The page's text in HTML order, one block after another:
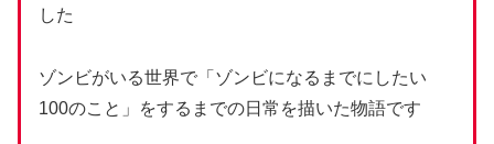
した
ゾンビがいる世界で「ゾンビになるまでにしたい
100のこと」をするまでの日常を描いた物語です